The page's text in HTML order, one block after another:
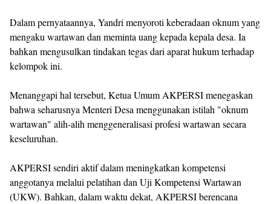
Dalam pernyataannya, Yandri menyoroti keberadaan oknum yang
mengaku wartawan dan meminta uang kepada kepala desa. Ia
bahkan mengusulkan tindakan tegas dari aparat hukum terhadap
kelompok ini.
Menanggapi hal tersebut, Ketua Umum AKPERSI menegaskan
bahwa seharusnya Menteri Desa menggunakan istilah "oknum
wartawan" alih-alih menggeneralisasi profesi wartawan secara
keseluruhan.
AKPERSI sendiri aktif dalam meningkatkan kompetensi
anggotanya melalui pelatihan dan Uji Kompetensi Wartawan
(UKW). Bahkan, dalam waktu dekat, AKPERSI berencana